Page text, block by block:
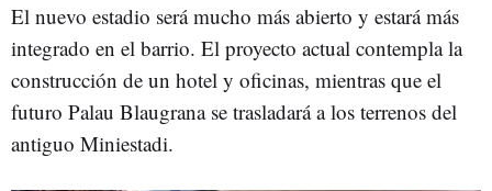
El nuevo estadio será mucho más abierto y estará más
integrado en el barrio. El proyecto actual contempla la
construcción de un hotel y oficinas, mientras que el
futuro Palau Blaugrana se trasladará a los terrenos del
antiguo Miniestadi.